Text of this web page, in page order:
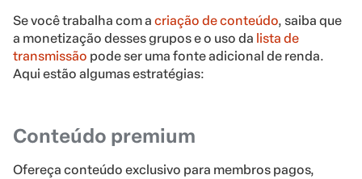
Se você trabalha com a criação de conteúdo, saiba que
a monetização desses grupos e o uso da lista de
transmissão pode ser uma fonte adicional de renda.
Aqui estão algumas estratégias:
Conteúdo premium
Ofereça conteúdo exclusivo para membros pagos,